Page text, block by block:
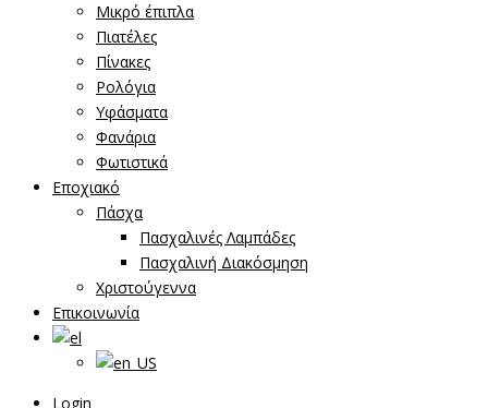
Μικρό έπιπλα
Πιατέλες
Πίνακες
Ρολόγια
Υφάσματα
Φανάρια
Φωτιστικά
Εποχιακό
Πάσχα
Πασχαλινές Λαμπάδες
Πασχαλινή Διακόσμηση
Χριστούγεννα
Επικοινωνία
Login